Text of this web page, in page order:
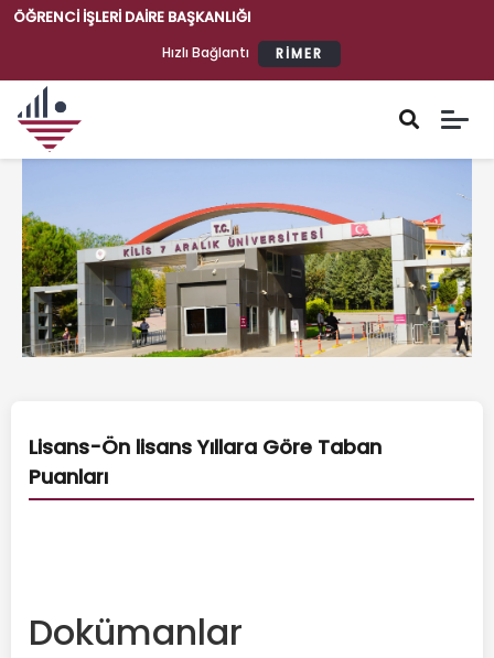
ÖĞRENCI İŞLERI DAIRE BAŞKANLIĞI
Hızlı Bağlantı RİMER
Lisans-Ön lisans Yıllara Göre Taban
Puanları
Dokümanlar